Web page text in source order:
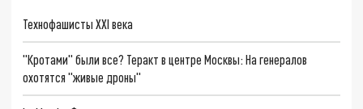
Технофашисты XXI века
"Кротами" были все? Теракт в центре Москвы: На генералов
охотятся "живые дроны"